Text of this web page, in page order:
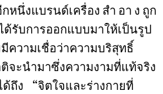
หนึ่งแบรนด์เครื่อง สำ อา ง ถูก
รับการออกแบบมาให้เป็นรูป
ความเชื่อว่าความบริสุทธิ์
จะนำมาซึ่งความงามที่แท้จริง
ถึง “จิตใจและร่างกายที่